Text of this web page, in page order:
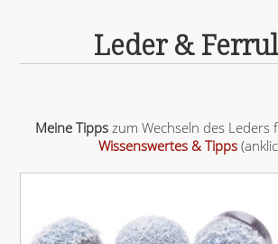
Leder &
Meine Tipps zum Wechseln des Leders
Wissenswertes & Tipps